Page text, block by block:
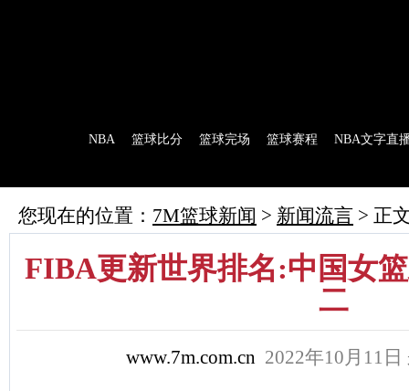
NBA 篮球比分 篮球完场 篮球赛程 NBA文字直
您现在的位置： 7M篮球新闻 > 新闻流言 > 正
FIBA更新世界排名:中国女
二
www.7m.com.cn 2022年10月11日